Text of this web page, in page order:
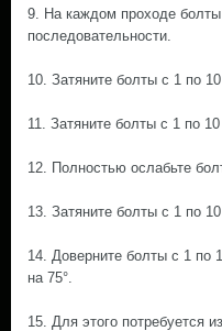
9. На каждом проходе
последовательности.
10. Затяните болты с 1 по
11. Затяните болты с 1 по
12. Полностью ослабьте
13. Затяните болты с 1 по
14. Доверните болты с 1 по
на 75°.
15. Для этого потребуется